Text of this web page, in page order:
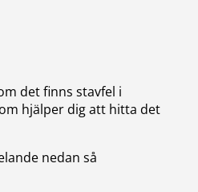
det finns stavfel i
hjälper dig att hitta det
nedan så